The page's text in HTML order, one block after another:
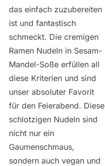
das einfach zuzubereiten
ist und fantastisch
schmeckt. Die cremigen
Ramen Nudeln in Sesam-
Mandel-Soße erfüllen all
diese Kriterien und sind
unser absoluter Favorit
für den Feierabend. Diese
schlotzigen Nudeln sind
nicht nur ein
Gaumenschmaus,
sondern auch vegan und